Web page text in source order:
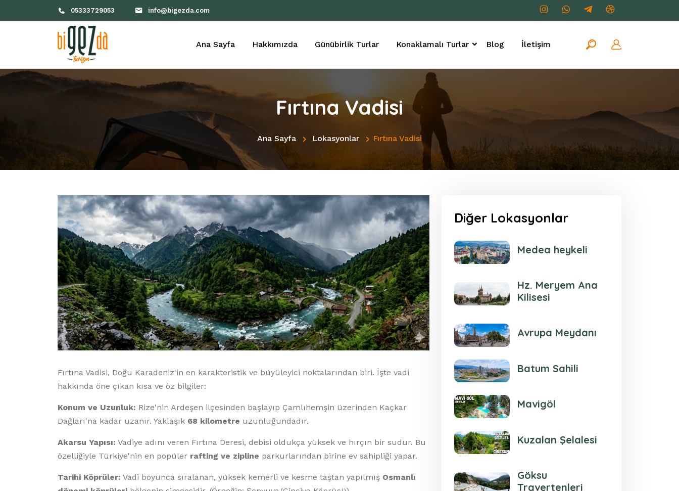
05333729053 info@bigezda.com
Ana Sayfa Hakkımızda Günübirlik Turlar Konaklamalı Turlar Blog İletişim
Fırtına Vadisi
Ana Sayfa Lokasyonlar Fırtına Vadisi
Fırtına Vadisi, Doğu Karadeniz'in en karakteristik ve büyüleyici noktalarından biri. İşte vadi
hakkında öne çıkan kısa ve öz bilgiler:
Konum ve Uzunluk: Rize'nin Ardeşen ilçesinden başlayıp Çamlıhemşin üzerinden Kaçkar
Dağları'na kadar uzanır. Yaklaşık 68 kilometre uzunluğundadır.
Akarsu Yapısı: Vadiye adını veren Fırtına Deresi, debisi oldukça yüksek ve hırçın bir sudur. Bu
özelliğiyle Türkiye'nin en popüler rafting ve zipline parkurlarından birine ev sahipliği yapar.
Tarihi Köprüler: Vadi boyunca sıralanan, yüksek kemerli ve kesme taştan yapılmış Osmanlı
Diğer Lokasyonlar
Medea heykeli
Hz. Meryem Ana
Kilisesi
Avrupa Meydanı
Batum Sahili
Mavigöl
Kuzalan Şelalesi
Göksu
Travertenleri